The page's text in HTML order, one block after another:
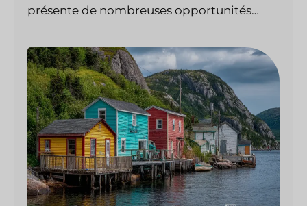
présente de nombreuses opportunités…